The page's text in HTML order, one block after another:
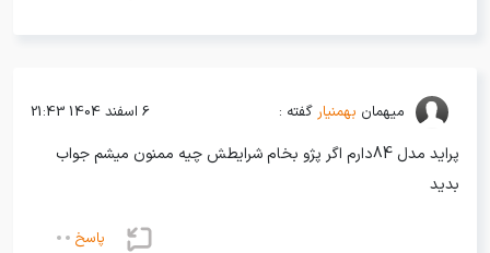
میهمان بهمنیار گفته : 6 اسفند 1404 21:43
پراید مدل 84دارم اگر پژو بخام شرایطش چیه ممنون میشم جواب
بدید
پاسخ